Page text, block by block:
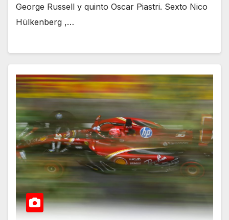
George Russell y quinto Oscar Piastri. Sexto Nico
Hülkenberg ,…